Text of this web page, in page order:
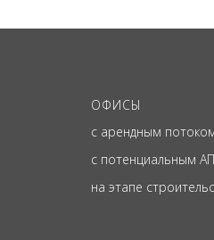
ОФИСЫ
с арендным
с потенциальным АП
на этапе